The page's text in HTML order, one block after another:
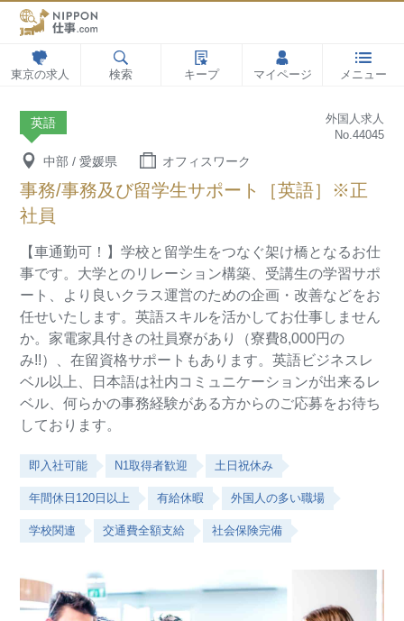
東京の求人 検索 キープ マイページ メニュー
英語
外国人求人
No.44045
中部 / 愛媛県 オフィスワーク
事務/事務及び留学生サポート［英語］※正
社員
【車通勤可！】学校と留学生をつなぐ架け橋となるお仕
事です。大学とのリレーション構築、受講生の学習サポ
ート、より良いクラス運営のための企画・改善などをお
任せいたします。英語スキルを活かしてお仕事しません
か。家電家具付きの社員寮があり（寮費8,000円の
み!!）、在留資格サポートもあります。英語ビジネスレ
ベル以上、日本語は社内コミュニケーションが出来るレ
ベル、何らかの事務経験がある方からのご応募をお待ち
しております。
即入社可能 N1取得者歓迎 土日祝休み
年間休日120日以上 有給休暇 外国人の多い職場
学校関連 交通費全額支給 社会保険完備